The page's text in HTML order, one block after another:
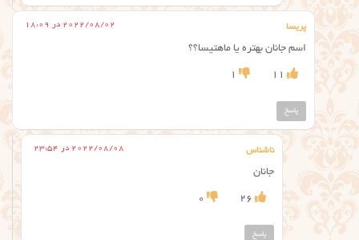
پریسا 2022/08/02 در 18:09
اسم جانان بهتره یا ماهتیسا؟؟
11
1
پاسخ
ناشناس 2022/08/08 در 23:54
جانان
26
0
پاسخ